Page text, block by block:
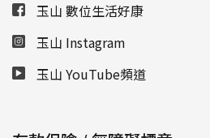
玉山 數位生活好康
玉山 Instagram
玉山 YouTube頻道